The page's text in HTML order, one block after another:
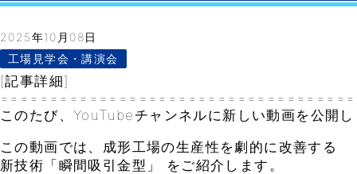
2025年10月08日
工場見学会・講演会
[記事詳細]
このたび、YouTubeチャンネルに新しい動画を公開
この動画では、成形工場の生産性を劇的に改善する
新技術「瞬間吸引金型」 をご紹介します。